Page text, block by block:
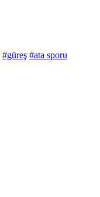
#güreş #ata sporu